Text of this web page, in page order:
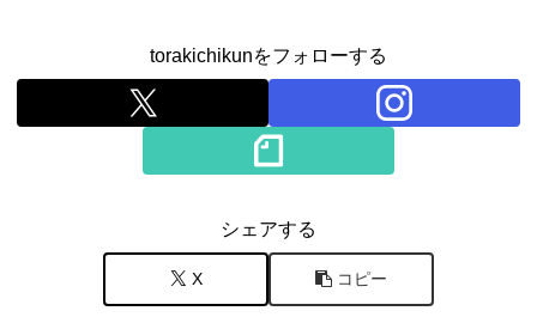
torakichikunをフォローする
シェアする
X コピー